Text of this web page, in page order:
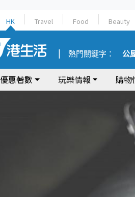
HK Travel Food Beauty
熱門關鍵字： 公
優惠著數 玩樂情報 購物